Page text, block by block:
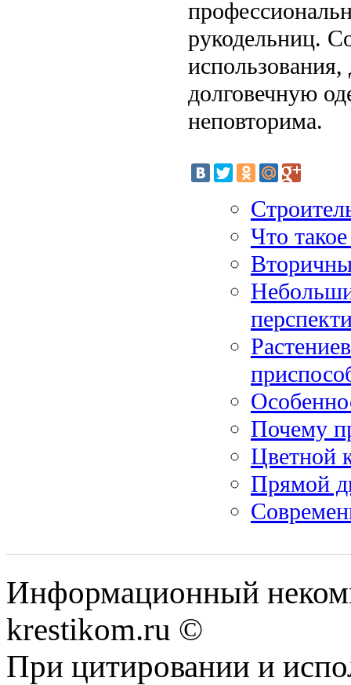
рукодельниц.
использования,
долговечную
неповторима.
Что
Почему
Цветной
Прямой
Информационный
krestikom.ru ©
При цитировании и